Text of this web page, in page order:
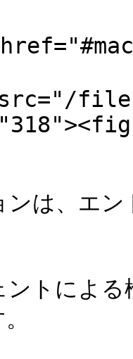
files/
ンは、エ
トによ